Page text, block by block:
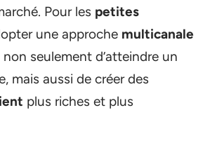
Pour les petites
une approche multicanale
seulement d’atteindre un
mais aussi de créer des
plus riches et plus